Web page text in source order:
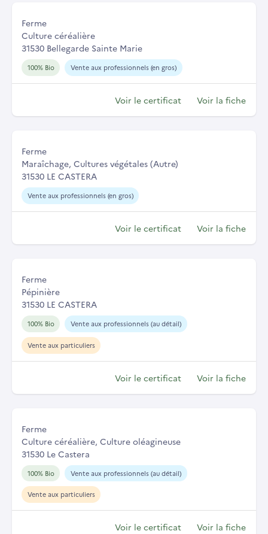
Ferme
Culture céréalière
31530 Bellegarde Sainte Marie
100% Bio Vente aux professionnels (en gros)
Voir le certificat Voir la fiche
Ferme
Maraîchage, Cultures végétales (Autre)
31530 LE CASTERA
Vente aux professionnels (en gros)
Voir le certificat Voir la fiche
Ferme
Pépinière
31530 LE CASTERA
100% Bio Vente aux professionnels (au détail)
Vente aux particuliers
Voir le certificat Voir la fiche
Ferme
Culture céréalière, Culture oléagineuse
31530 Le Castera
100% Bio Vente aux professionnels (au détail)
Vente aux particuliers
Voir le certificat Voir la fiche